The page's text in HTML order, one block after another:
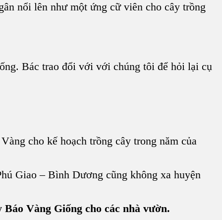
nổi lên như một ứng cữ viên cho cây trồng
Bác trao đổi với với chúng tôi để hỏi lại cụ
cho kế hoạch trồng cây trong năm của
Giao – Bình Dương cũng không xa huyện
Vàng Giống cho các nhà vườn.